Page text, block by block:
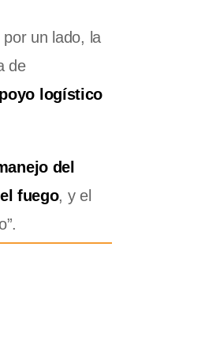
un lado, la
de
logístico
del
fuego, y el